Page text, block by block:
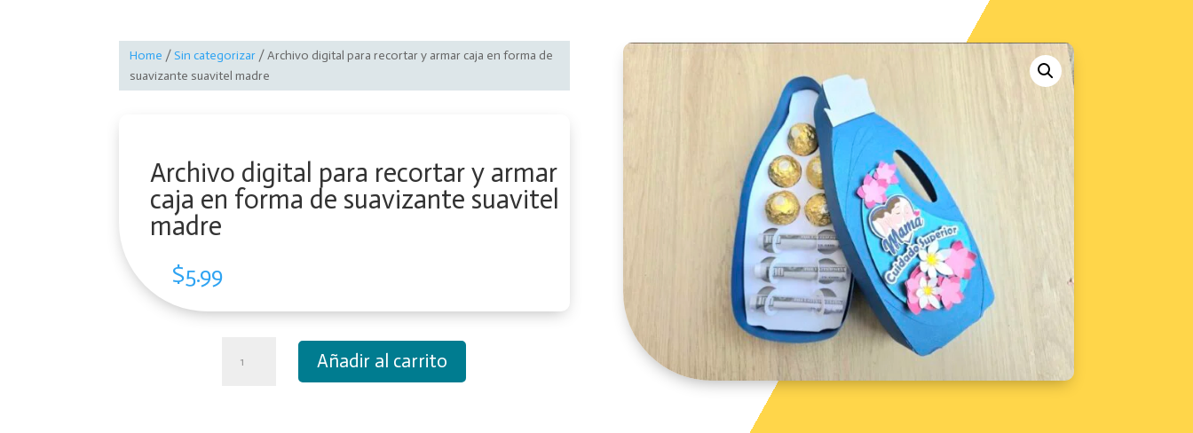
Home /Sin categorizar / Archivo digital para recortar y armar caja en forma de
suavizante suavitel madre
Archivo digital para recortar y armar
caja en forma de suavizante suavitel
madre
$5.99
digital
Añadir al carrito